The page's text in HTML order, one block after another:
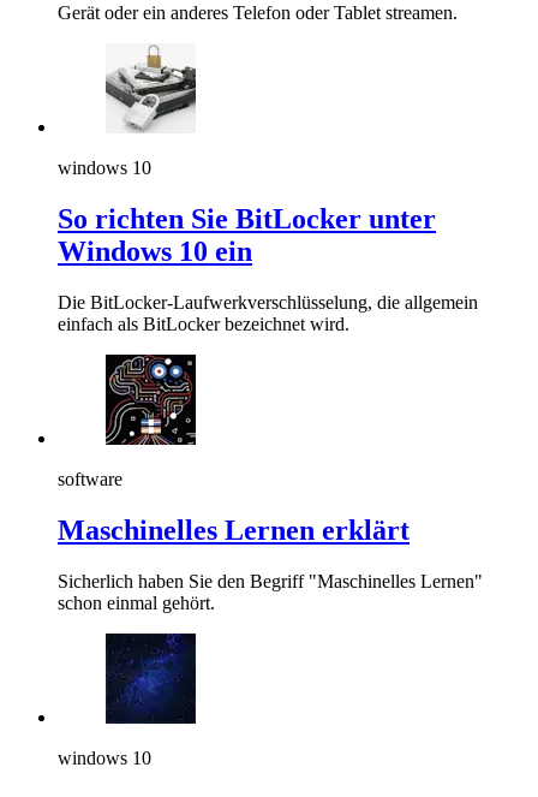
Gerät oder ein anderes Telefon oder Tablet streamen.
windows 10
So richten Sie BitLocker unter
Windows 10 ein
Die BitLocker-Laufwerkverschlüsselung, die allgemein
einfach als BitLocker bezeichnet wird.
software
Maschinelles Lernen erklärt
Sicherlich haben Sie den Begriff "Maschinelles Lernen"
schon einmal gehört.
windows 10